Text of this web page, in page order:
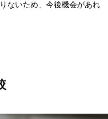
ないため、今後機会があれ